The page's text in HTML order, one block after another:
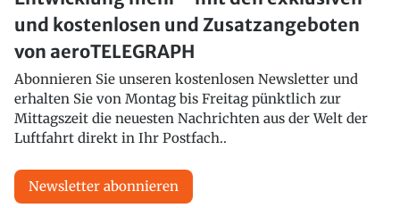
und kostenlosen und Zusatzangeboten
von aeroTELEGRAPH
Abonnieren Sie unseren kostenlosen Newsletter und
erhalten Sie von Montag bis Freitag pünktlich zur
Mittagszeit die neuesten Nachrichten aus der Welt der
Luftfahrt direkt in Ihr Postfach..
Newsletter abonnieren